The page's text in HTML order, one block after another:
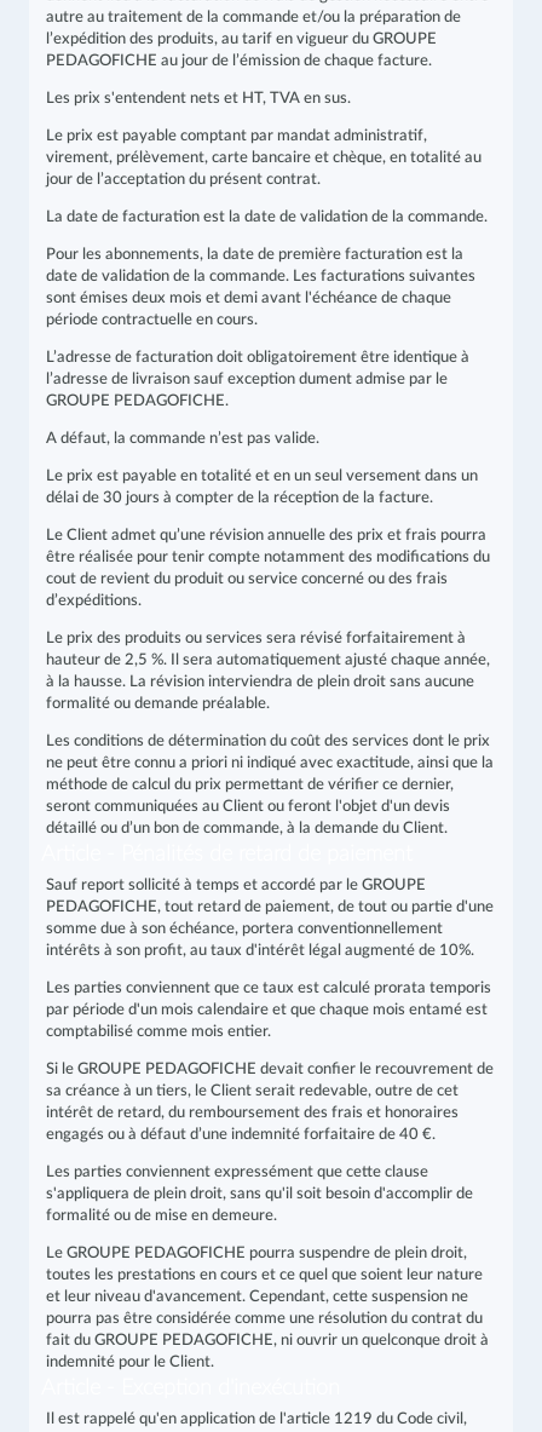
autre au traitement de la commande et/ou la préparation de
l’expédition des produits, au tarif en vigueur du GROUPE
PEDAGOFICHE au jour de l’émission de chaque facture.
Les prix s'entendent nets et HT, TVA en sus.
Le prix est payable comptant par mandat administratif,
virement, prélèvement, carte bancaire et chèque, en totalité au
jour de l’acceptation du présent contrat.
La date de facturation est la date de validation de la commande.
Pour les abonnements, la date de première facturation est la
date de validation de la commande. Les facturations suivantes
sont émises deux mois et demi avant l'échéance de chaque
période contractuelle en cours.
L’adresse de facturation doit obligatoirement être identique à
l’adresse de livraison sauf exception dument admise par le
GROUPE PEDAGOFICHE.
A défaut, la commande n’est pas valide.
Le prix est payable en totalité et en un seul versement dans un
délai de 30 jours à compter de la réception de la facture.
Le Client admet qu’une révision annuelle des prix et frais pourra
être réalisée pour tenir compte notamment des modifications du
cout de revient du produit ou service concerné ou des frais
d’expéditions.
Le prix des produits ou services sera révisé forfaitairement à
hauteur de 2,5 %. Il sera automatiquement ajusté chaque année,
à la hausse. La révision interviendra de plein droit sans aucune
formalité ou demande préalable.
Les conditions de détermination du coût des services dont le prix
ne peut être connu a priori ni indiqué avec exactitude, ainsi que la
méthode de calcul du prix permettant de vérifier ce dernier,
seront communiquées au Client ou feront l'objet d'un devis
détaillé ou d’un bon de commande, à la demande du Client.
Sauf report sollicité à temps et accordé par le GROUPE
PEDAGOFICHE, tout retard de paiement, de tout ou partie d'une
somme due à son échéance, portera conventionnellement
intérêts à son profit, au taux d'intérêt légal augmenté de 10%.
Les parties conviennent que ce taux est calculé prorata temporis
par période d'un mois calendaire et que chaque mois entamé est
comptabilisé comme mois entier.
Si le GROUPE PEDAGOFICHE devait confier le recouvrement de
sa créance à un tiers, le Client serait redevable, outre de cet
intérêt de retard, du remboursement des frais et honoraires
engagés ou à défaut d’une indemnité forfaitaire de 40 €.
Les parties conviennent expressément que cette clause
s'appliquera de plein droit, sans qu'il soit besoin d'accomplir de
formalité ou de mise en demeure.
Le GROUPE PEDAGOFICHE pourra suspendre de plein droit,
toutes les prestations en cours et ce quel que soient leur nature
et leur niveau d'avancement. Cependant, cette suspension ne
pourra pas être considérée comme une résolution du contrat du
fait du GROUPE PEDAGOFICHE, ni ouvrir un quelconque droit à
indemnité pour le Client.
Il est rappelé qu'en application de l'article 1219 du Code civil,